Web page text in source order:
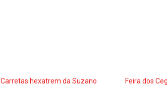
Carretas hexatrem da Suzano
Feira dos